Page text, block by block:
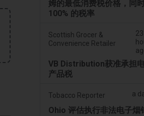
姆的最低消费税价格，同
100% 的税率
Scottish Grocer &
Convenience Retailer
23
VB Distribution获准承担
产品税
Tobacco Reporter a
Ohio 评估执行非法电子烟